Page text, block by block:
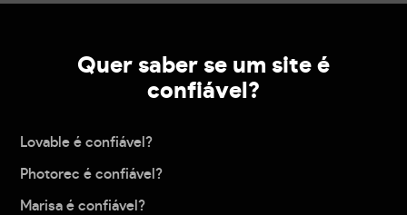
Quer saber se um site é
confiável?
Lovable é confiável?
Photorec é confiável?
Marisa é confiável?